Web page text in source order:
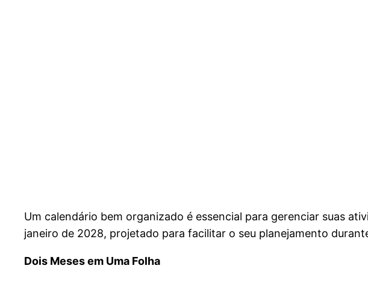
Um calendário bem organizado é essencial para gerenciar suas
janeiro de 2028, projetado para facilitar o seu planejamento
Dois Meses em Uma Folha